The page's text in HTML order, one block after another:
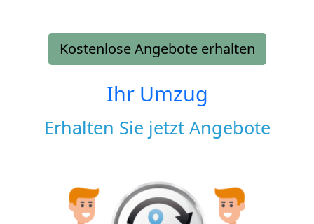
Kostenlose Angebote erhalten
Ihr Umzug
Erhalten Sie jetzt Angebote